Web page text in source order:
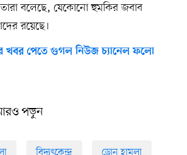
তারা বলেছে, যেকোনো হুমকির জবাব
রয়েছে।
খবর পেতে গুগল নিউজ চ্যানেল ফলো
পড়ুন